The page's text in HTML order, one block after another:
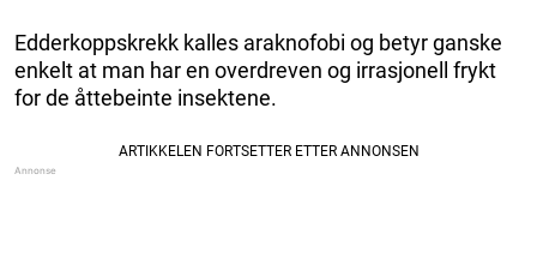
Edderkoppskrekk kalles araknofobi og betyr ganske
enkelt at man har en overdreven og irrasjonell frykt
for de åttebeinte insektene.